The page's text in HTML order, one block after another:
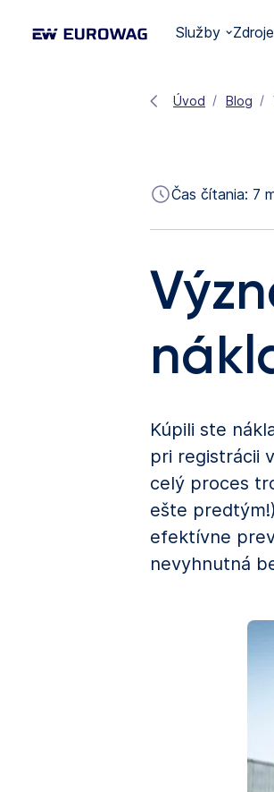
Služby Zdroje
Úvod Blog
Čas čítania: 7
Kúpili ste
pri registrácii
celý proces
ešte
efektívne
nevyhnutná